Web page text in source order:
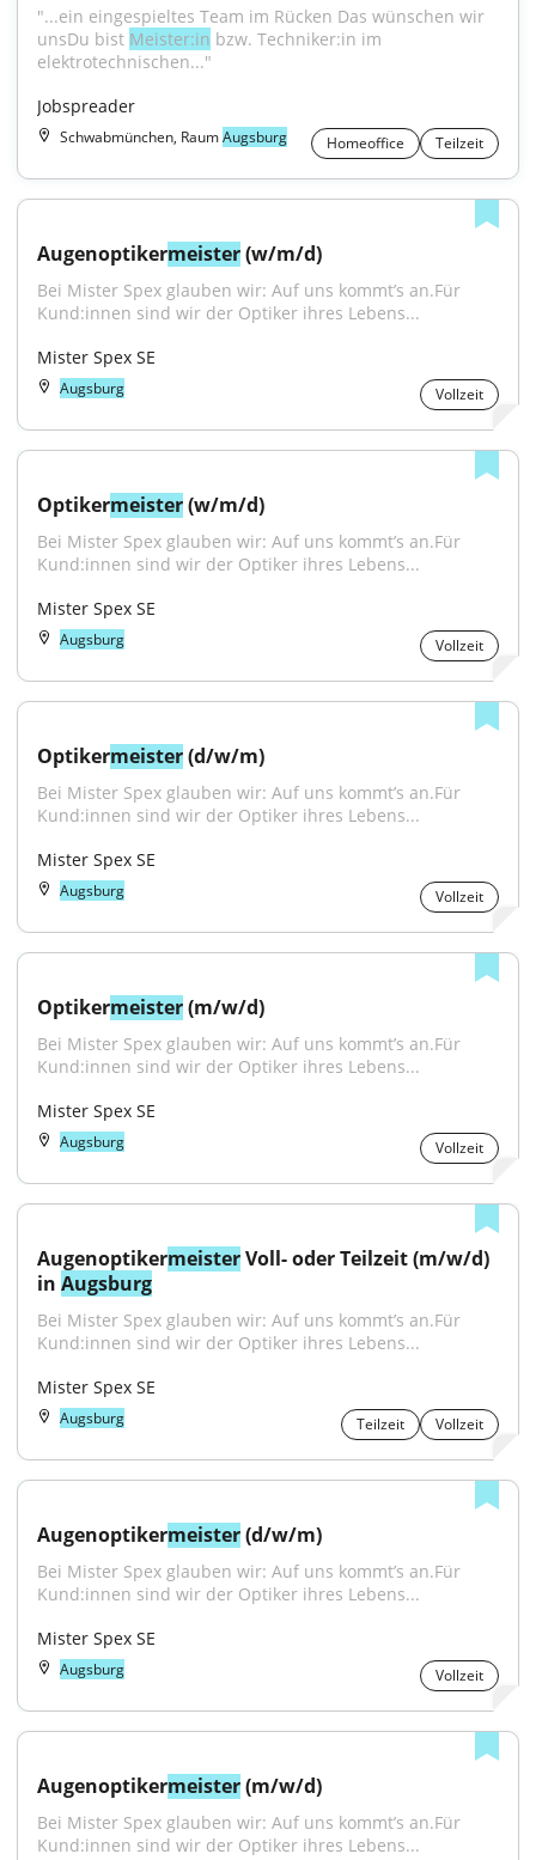
"...ein eingespieltes Team im Rücken Das wünschen wir
unsDu bist Meister:in bzw. Techniker:in im
elektrotechnischen..."
Jobspreader
Schwabmünchen, RaumAugsburg Homeoffice Teilzeit
Augenoptikermeister (w/m/d)
Bei Mister Spex glauben wir: Auf uns kommt’s an.Für
Kund:innen sind wir der Optiker ihres Lebens...
Mister Spex SE
Augsburg Vollzeit
Optikermeister (w/m/d)
Bei Mister Spex glauben wir: Auf uns kommt’s an.Für
Kund:innen sind wir der Optiker ihres Lebens...
Mister Spex SE
Augsburg Vollzeit
Optikermeister (d/w/m)
Bei Mister Spex glauben wir: Auf uns kommt’s an.Für
Kund:innen sind wir der Optiker ihres Lebens...
Mister Spex SE
Augsburg Vollzeit
Optikermeister (m/w/d)
Bei Mister Spex glauben wir: Auf uns kommt’s an.Für
Kund:innen sind wir der Optiker ihres Lebens...
Mister Spex SE
Augsburg Vollzeit
Augenoptikermeister Voll- oder Teilzeit (m/w/d)
in Augsburg
Bei Mister Spex glauben wir: Auf uns kommt’s an.Für
Kund:innen sind wir der Optiker ihres Lebens...
Mister Spex SE
Augsburg Teilzeit Vollzeit
Augenoptikermeister (d/w/m)
Bei Mister Spex glauben wir: Auf uns kommt’s an.Für
Kund:innen sind wir der Optiker ihres Lebens...
Mister Spex SE
Augsburg Vollzeit
Augenoptikermeister (m/w/d)
Bei Mister Spex glauben wir: Auf uns kommt’s an.Für
Kund:innen sind wir der Optiker ihres Lebens...